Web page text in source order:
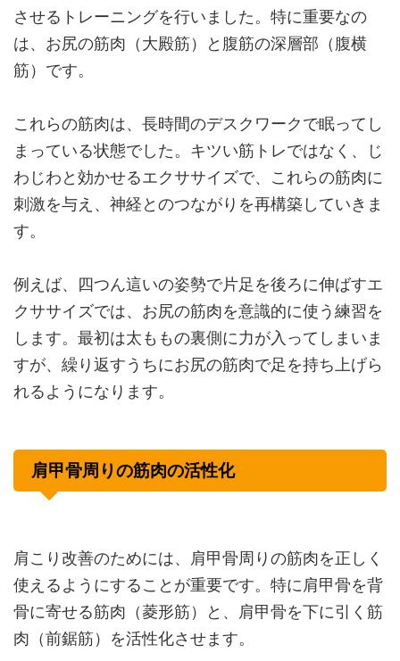
させるトレーニングを行いました。特に重要なの
は、お尻の筋肉（大殿筋）と腹筋の深層部（腹横
筋）です。
これらの筋肉は、長時間のデスクワークで眠ってし
まっている状態でした。キツい筋トレではなく、じ
わじわと効かせるエクササイズで、これらの筋肉に
刺激を与え、神経とのつながりを再構築していきま
す。
例えば、四つん這いの姿勢で片足を後ろに伸ばすエ
クササイズでは、お尻の筋肉を意識的に使う練習を
します。最初は太ももの裏側に力が入ってしまいま
すが、繰り返すうちにお尻の筋肉で足を持ち上げら
れるようになります。
肩甲骨周りの筋肉の活性化
肩こり改善のためには、肩甲骨周りの筋肉を正しく
使えるようにすることが重要です。特に肩甲骨を背
骨に寄せる筋肉（菱形筋）と、肩甲骨を下に引く筋
肉（前鋸筋）を活性化させます。